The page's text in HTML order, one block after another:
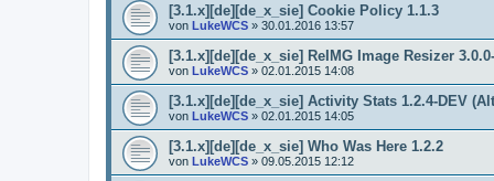
[3.1.x][de][de_x_sie] Cookie Policy 1.1.3
von LukeWCS » 30.01.2016 13:57
[3.1.x][de][de_x_sie] ReIMG Image Resizer
von LukeWCS » 02.01.2015 14:08
[3.1.x][de][de_x_sie] Activity Stats 1.2.4-DEV
von LukeWCS » 02.01.2015 14:05
[3.1.x][de][de_x_sie] Who Was Here 1.2.2
von LukeWCS » 09.05.2015 12:12